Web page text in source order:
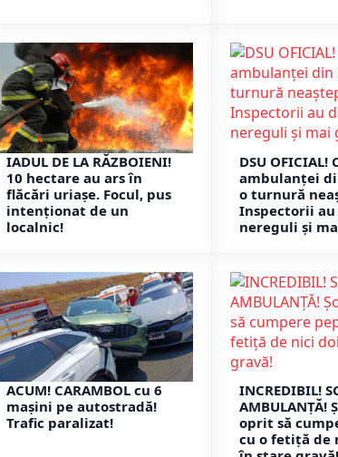
IADUL DE LA RĂZBOIENI!
10 hectare au ars în
flăcări uriașe. Focul, pus
intenționat de un
localnic!
DSU OFICIAL!
ambulanței
o turnură
Inspectorii
nereguli și
ACUM! CARAMBOL cu 6
mașini pe autostradă!
Trafic paralizat!
INCREDIBIL!
AMBULANȚĂ!
oprit să
cu o fetiță de